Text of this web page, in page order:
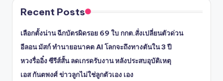
Recent Posts
เลือกตั้งน่าน ฉีกบัตรผิดรอย 69 ใบ กกต.สั่งเปลี่ยนตัวด่วน
อีลอน มัสก์ ทำนายอนาคต AI โลกจะถึงทางตันใน 3 ปี
หวงรื่ออิ๋ง ซีรีส์สั้น ลดเกรดรับงาน หลังประสบอุบัติเหตุ
เอส กันตพงศ์ ข่าวลูกไม่ใช่ลูกตัวเอง เอง